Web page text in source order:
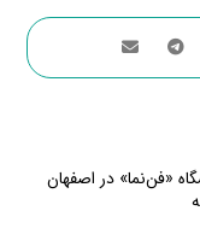
«فن‌نما» در اصفهان